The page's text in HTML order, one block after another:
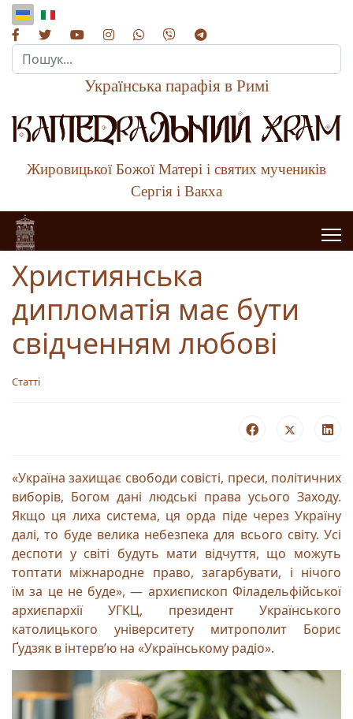
Пошук...
Українська парафія в Римі
Жировицької Божої Матері і святих мучеників
Сергія і Вакха
Християнська
дипломатія має бути
свідченням любові
Статті
«Україна захищає свободи совісті, преси, політичних
виборів, Богом дані людські права усього Заходу.
Якщо ця лиха система, ця орда піде через Україну
далі, то буде велика небезпека для всього світу. Усі
деспоти у світі будуть мати відчуття, що можуть
топтати міжнародне право, загарбувати, і нічого
їм за це не буде», — архиєпископ Філадельфійської
архиєпархії УГКЦ, президент Українського
католицького університету митрополит Борис
Ґудзяк в інтервʼю на «Українському радіо».